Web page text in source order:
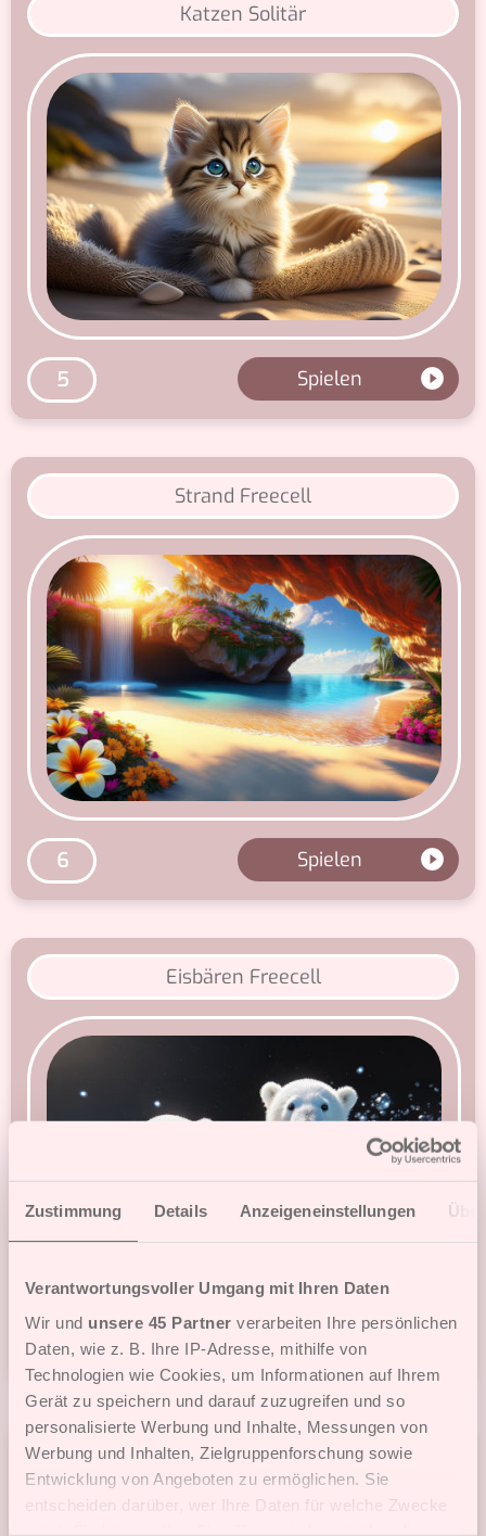
Zustimmung Details Anzeigeneinstellungen
Verantwortungsvoller Umgang mit Ihren Daten
Wir und unsere 45 Partner verarbeiten Ihre persönlichen
Daten, wie z. B. Ihre IP-Adresse, mithilfe von
Technologien wie Cookies, um Informationen auf Ihrem
Gerät zu speichern und darauf zuzugreifen und so
personalisierte Werbung und Inhalte, Messungen von
Werbung und Inhalten, Zielgruppenforschung sowie
Entwicklung von Angeboten zu ermöglichen. Sie
entscheiden darüber, wer Ihre Daten für welche Zwecke
Katzen Solitär
5 Spielen
Strand Freecell
6 Spielen
Eisbären Freecell
7 Spielen
Steampunk Freecell